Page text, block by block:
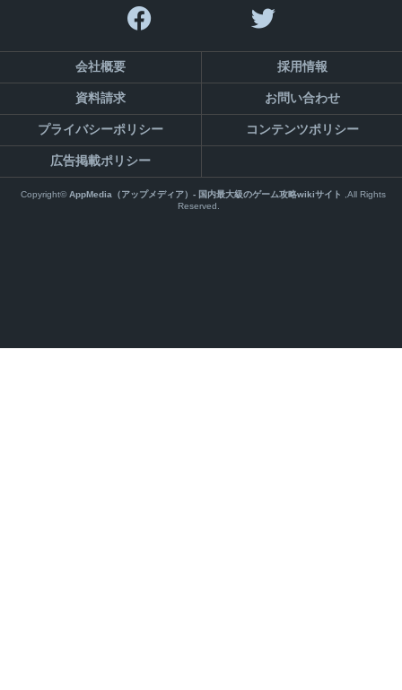
会社概要 採用情報
資料請求 お問い合わせ
プライバシーポリシー コンテンツポリシー
広告掲載ポリシー
Copyright©AppMedia（アップメディア）- 国内最大級のゲーム攻略wikiサイト
,All Rights
Reserved.